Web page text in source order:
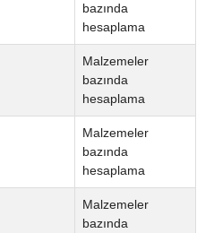
bazında
hesaplama
Malzemeler
bazında
hesaplama
Malzemeler
bazında
hesaplama
Malzemeler
bazında